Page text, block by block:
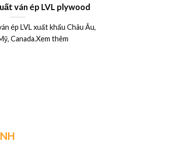
Công dụng ứng dụng ván phủ phim
Ván khuôn cốp pha phủ phim 12 mm
15mm 17mm 18mm 20mm 21mm 1220